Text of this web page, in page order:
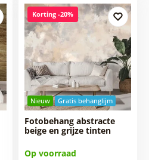
Nieuw Gratis behanglijm
Korting -20%
Fotobehang abstracte
beige en grijze tinten
Op voorraad